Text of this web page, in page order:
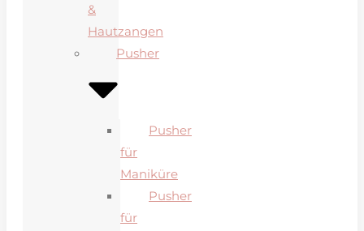
&
Hautzangen
Pusher
Pusher
für
Maniküre
Pusher
für